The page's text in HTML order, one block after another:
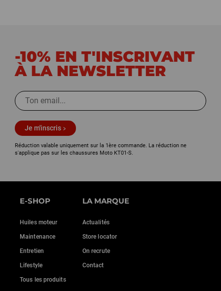
-10% EN T'INSCRIVANT
À LA NEWSLETTER
Je m'inscris
Réduction valable uniquement sur la 1ère commande. La réduction ne
s'applique pas sur les chaussures Moto KT01-S.
E-SHOP
Huiles moteur
Maintenance
Entretien
Lifestyle
Tous les produits
LA MARQUE
Actualités
Store locator
On recrute
Contact